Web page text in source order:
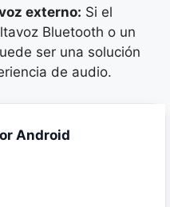
externo: Si el
Bluetooth o un
ser una solución
de audio.
Android